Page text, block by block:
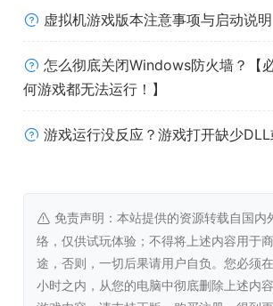
支持单人、3人和双人游戏模式。
具备分画面银幕功能。
支持网络联机，包括局域网和网络游
每盘可设置1至6局，每局可选择1、
有7种相机模式。
这个游戏非常适合改装。
你可以在1台电脑上与4名人类玩家玩双打
或互联网在2台电脑上与每台电脑2名玩家
4台电脑上玩。
虚拟机游戏版本注意事项与启动说明
怎么彻底关闭Windows防火墙？【
何游戏都无法运行！】
游戏运行没反应？游戏打开缺少DLL
免责声明：本站提供的资源转载自国内
络，仅供试玩体验；不得将上述内容用于
途，否则，一切后果请用户自负。您必须
小时之内，从您的电脑中彻底删除上述内